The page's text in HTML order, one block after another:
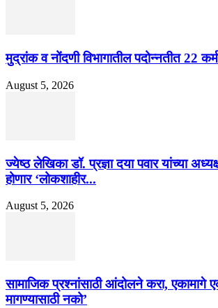
मुद्रांक व नोंदणी विभागातील पदोन्नतीत 22
August 5, 2026
ज्येष्ठ लेखिका डॉ. प्रज्ञा दया पवार यांच्या
होणार ‘लोकशाहीर...
August 5, 2026
सामाजिक प्रश्नांसाठी आंदोलने करा, एकामागे
मागण्यासाठी नको’